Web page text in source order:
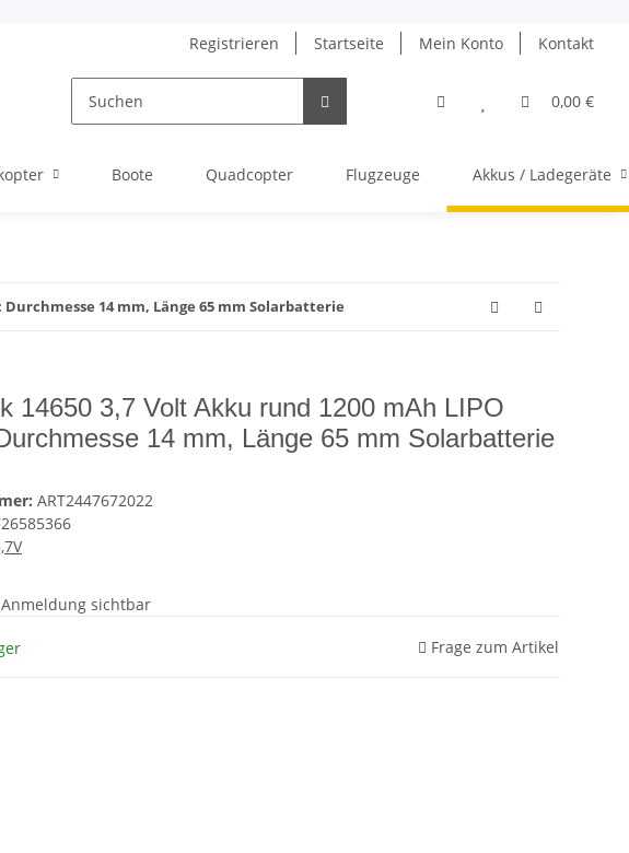
Registrieren
Startseite Mein Konto Kontakt
0,00 €
Boote Quadcopter Flugzeuge Akkus / Ladegeräte
Durchmesse 14 mm, Länge 65 mm Solarbatterie
14650 3,7 Volt Akku rund 1200 mAh LIPO
14 mm, Länge 65 mm Solarbatterie
ART2447672022
sichtbar
Frage zum Artikel